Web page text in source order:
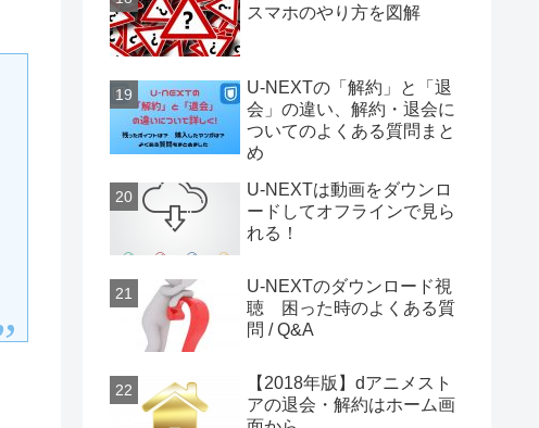
スマホのやり方を図解
U-NEXTの「解約」と「退
会」の違い、解約・退会に
ついてのよくある質問まと
め
U-NEXTは動画をダウンロ
ードしてオフラインで見ら
れる！
U-NEXTのダウンロード視
聴 困った時のよくある質
問 / Q&A
【2018年版】dアニメスト
アの退会・解約はホーム画